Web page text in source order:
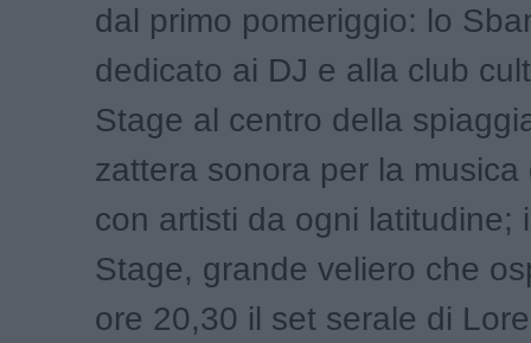
dal primo pomeriggio: lo
dedicato ai DJ e alla club
Stage al centro della
zattera sonora per la musica
con artisti da ogni latitudine;
Stage, grande veliero che
ore 20,30 il set serale di